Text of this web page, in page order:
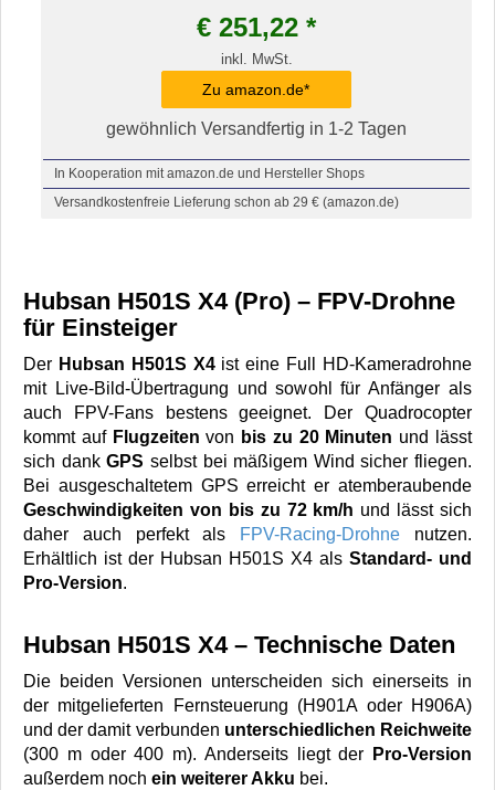
€ 251,22 *
inkl. MwSt.
Zu amazon.de*
gewöhnlich Versandfertig in 1-2 Tagen
In Kooperation mit amazon.de und Hersteller Shops
Versandkostenfreie Lieferung schon ab 29 € (amazon.de)
Hubsan H501S X4 (Pro) – FPV-Drohne
für Einsteiger
Der Hubsan H501S X4ist eine Full HD-Kameradrohne
mit Live-Bild-Übertragung und sowohl für Anfänger als
auch FPV-Fans bestens geeignet. Der Quadrocopter
kommt auf Flugzeiten von bis zu 20 Minuten und lässt
sich dankGPS selbst bei mäßigem Wind sicher fliegen.
Bei ausgeschaltetem GPS erreicht er atemberaubende
Geschwindigkeiten von bis zu 72 km/h und lässt sich
daher auch perfekt als
FPV-Racing-Drohne nutzen.
Erhältlich ist der Hubsan H501S X4 als Standard- und
Pro-Version.
Hubsan H501S X4 – Technische Daten
Die beiden Versionen unterscheiden sich einerseits in
der mitgelieferten Fernsteuerung (H901A oder H906A)
und der damit verbunden unterschiedlichen Reichweite
(300 m oder 400 m). Anderseits liegt der
Pro-Version
außerdem noch ein weiterer Akku bei.